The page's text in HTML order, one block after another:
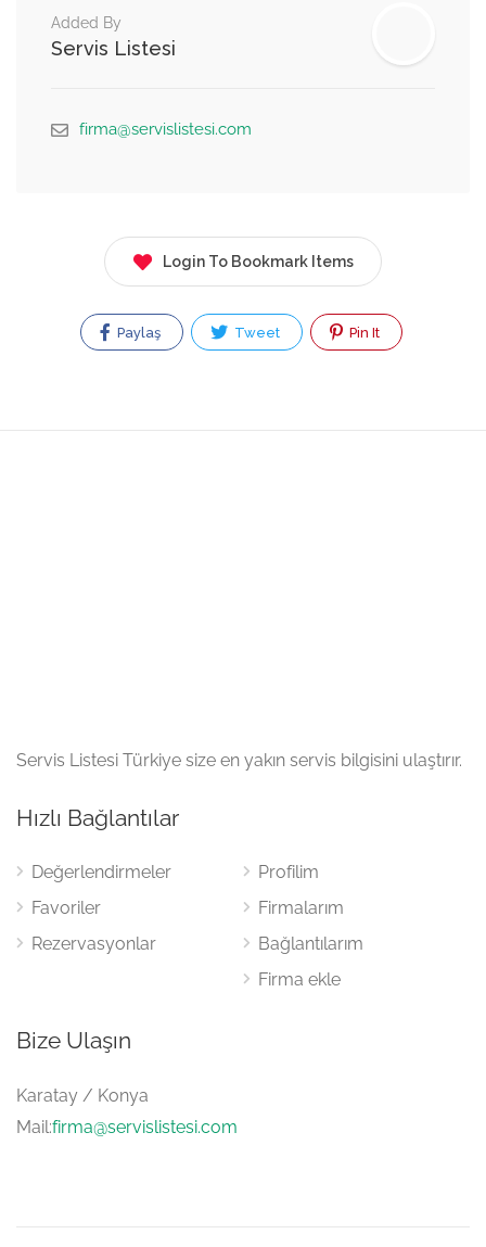
Added By
Servis Listesi
firma@servislistesi.com
Login To Bookmark Items
Paylaş Tweet Pin It
Servis Listesi Türkiye size en yakın servis bilgisini ulaştırır.
Hızlı Bağlantılar
Değerlendirmeler
Favoriler
Rezervasyonlar
Profilim
Firmalarım
Bağlantılarım
Firma ekle
Bize Ulaşın
Karatay / Konya
Mail:firma@servislistesi.com